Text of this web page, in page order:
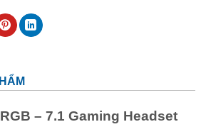
– 7.1 Gaming Headset